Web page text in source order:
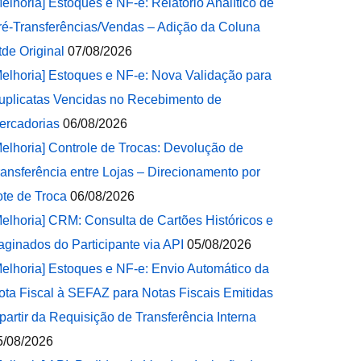
Estoques e NF-e: Relatório Analítico de
Transferências/Vendas – Adição da Coluna
Original 07/08/2026
Estoques e NF-e: Nova Validação para
Vencidas no Recebimento de
06/08/2026
Controle de Trocas: Devolução de
entre Lojas – Direcionamento por
de Troca 06/08/2026
CRM: Consulta de Cartões Históricos e
do Participante via API 05/08/2026
Estoques e NF-e: Envio Automático da
Fiscal à SEFAZ para Notas Fiscais Emitidas
da Requisição de Transferência Interna
08/2026